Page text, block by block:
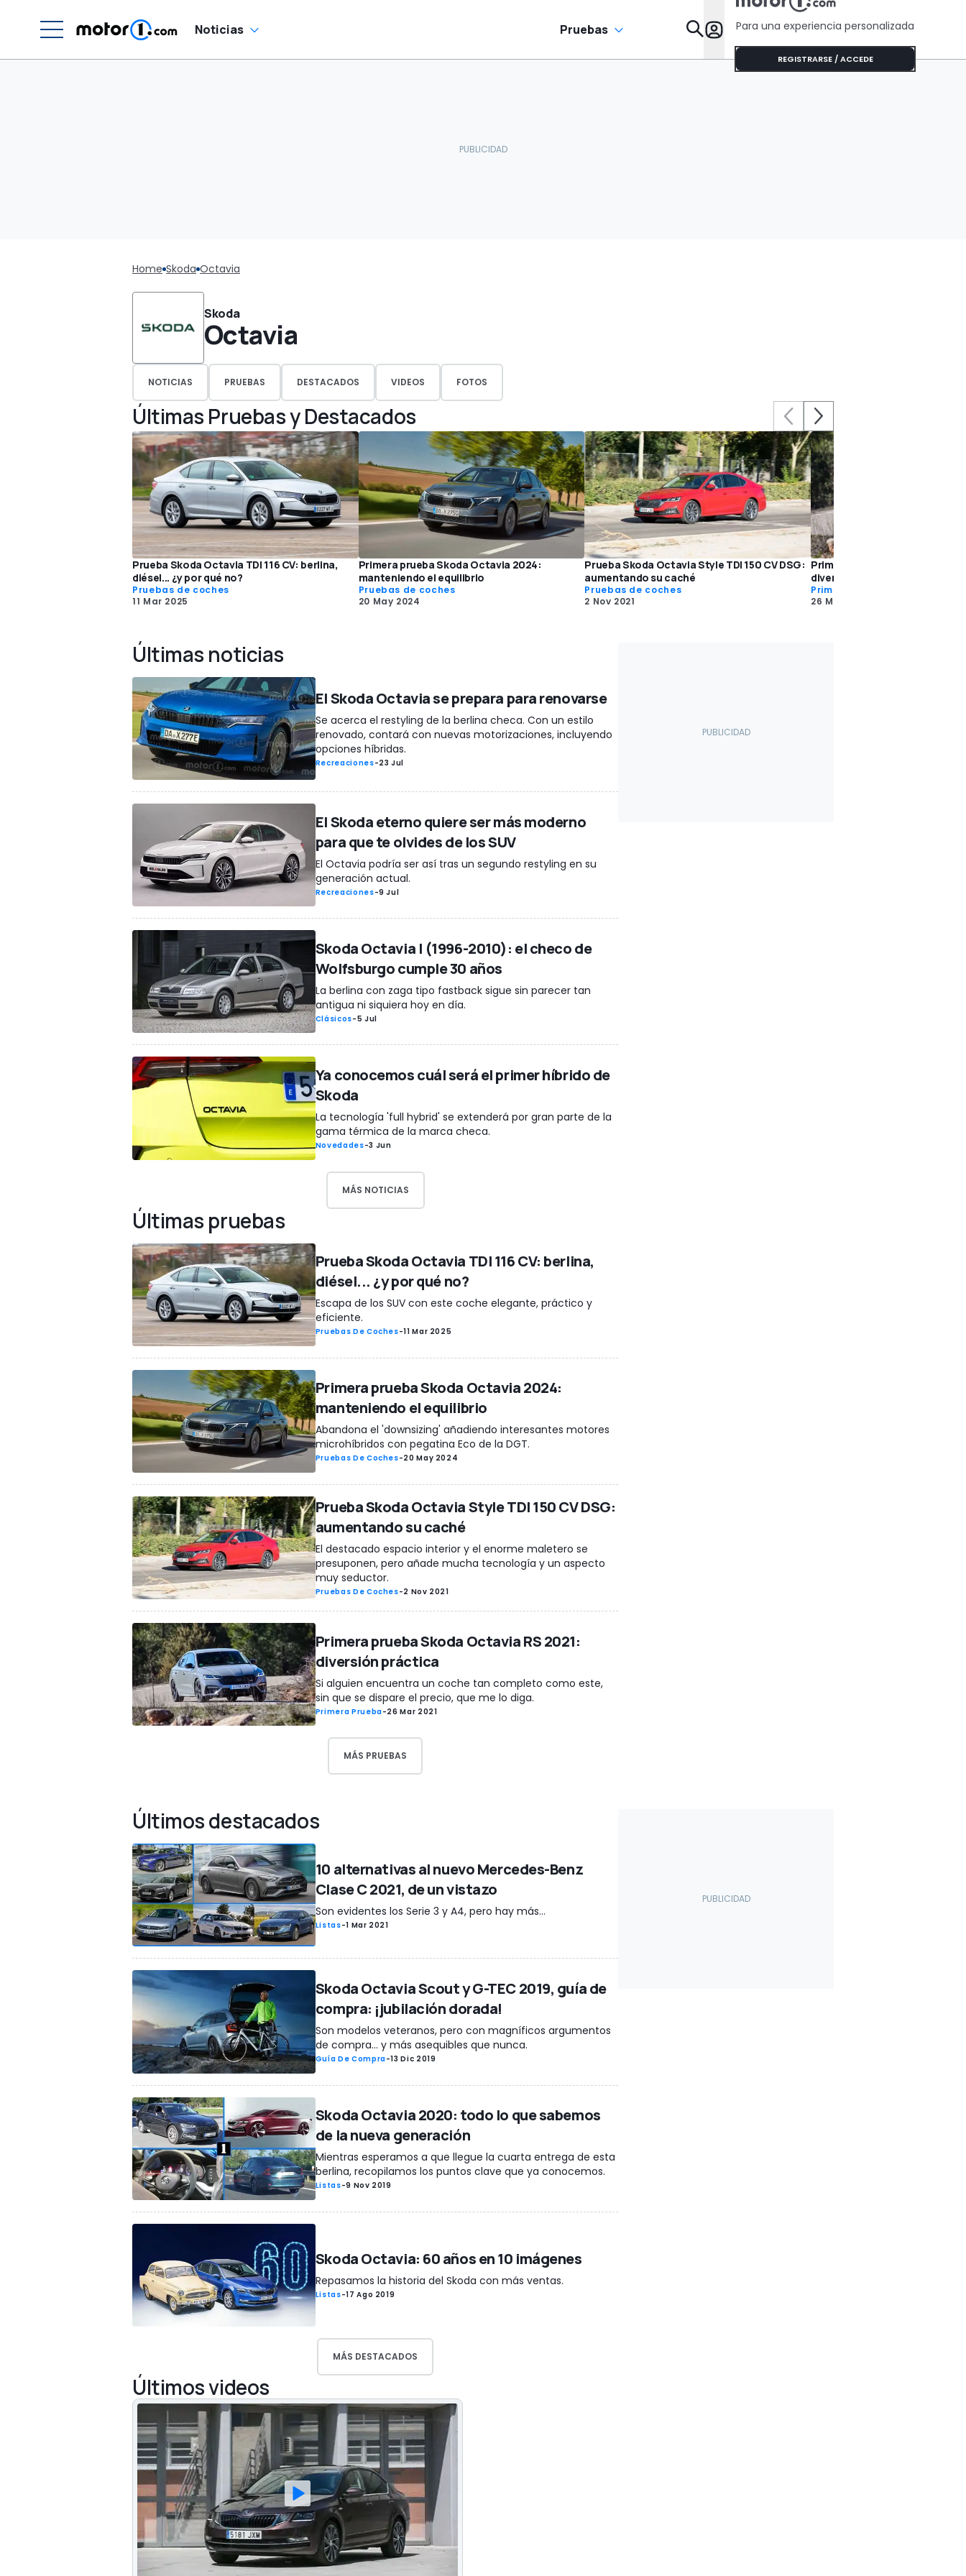
Noticias Pruebas Para una experiencia personalizada
REGISTRARSE / ACCEDE
Home Skoda Octavia
Skoda
Octavia
NOTICIAS PRUEBAS DESTACADOS VIDEOS FOTOS
Últimas Pruebas y Destacados
Prueba Skoda Octavia TDI 116 CV: berlina,
diésel... ¿y por qué no?
Pruebas de coches
11 Mar 2025
Primera prueba Skoda Octavia 2024:
manteniendo el equilibrio
Pruebas de coches
20 May 2024
Prueba Skoda Octavia Style TDI 150 CV DSG:
aumentando su caché
Pruebas de coches
2 Nov 2021
Primera prueba Skoda Octavia
diversión práctica
Primera prueba
26 Mar 2021
Últimas noticias
El Skoda Octavia se prepara para renovarse
Se acerca el restyling de la berlina checa. Con un estilo
renovado, contará con nuevas motorizaciones, incluyendo
opciones híbridas.
Recreaciones-23 Jul
El Skoda eterno quiere ser más moderno
para que te olvides de los SUV
El Octavia podría ser así tras un segundo restyling en su
generación actual.
Recreaciones-9 Jul
Skoda Octavia I (1996-2010): el checo de
Wolfsburgo cumple 30 años
La berlina con zaga tipo fastback sigue sin parecer tan
antigua ni siquiera hoy en día.
Clásicos-5 Jul
Ya conocemos cuál será el primer híbrido de
Skoda
La tecnología 'full hybrid' se extenderá por gran parte de la
gama térmica de la marca checa.
Novedades-3 Jun
MÁS NOTICIAS
Últimas pruebas
Prueba Skoda Octavia TDI 116 CV: berlina,
diésel... ¿y por qué no?
Escapa de los SUV con este coche elegante, práctico y
eficiente.
Pruebas De Coches-11 Mar 2025
Primera prueba Skoda Octavia 2024:
manteniendo el equilibrio
Abandona el 'downsizing' añadiendo interesantes motores
microhíbridos con pegatina Eco de la DGT.
Pruebas De Coches-20 May 2024
Prueba Skoda Octavia Style TDI 150 CV DSG:
aumentando su caché
El destacado espacio interior y el enorme maletero se
presuponen, pero añade mucha tecnología y un aspecto
muy seductor.
Pruebas De Coches-2 Nov 2021
Primera prueba Skoda Octavia RS 2021:
diversión práctica
Si alguien encuentra un coche tan completo como este,
sin que se dispare el precio, que me lo diga.
Primera Prueba-26 Mar 2021
MÁS PRUEBAS
Últimos destacados
10 alternativas al nuevo Mercedes-Benz
Clase C 2021, de un vistazo
Son evidentes los Serie 3 y A4, pero hay más...
Listas-1 Mar 2021
Skoda Octavia Scout y G-TEC 2019, guía de
compra: ¡jubilación dorada!
Son modelos veteranos, pero con magníficos argumentos
de compra... y más asequibles que nunca.
Guía De Compra-13 Dic 2019
Skoda Octavia 2020: todo lo que sabemos
de la nueva generación
Mientras esperamos a que llegue la cuarta entrega de esta
berlina, recopilamos los puntos clave que ya conocemos.
Listas-9 Nov 2019
Skoda Octavia: 60 años en 10 imágenes
Repasamos la historia del Skoda con más ventas.
Listas-17 Ago 2019
MÁS DESTACADOS
Últimos videos